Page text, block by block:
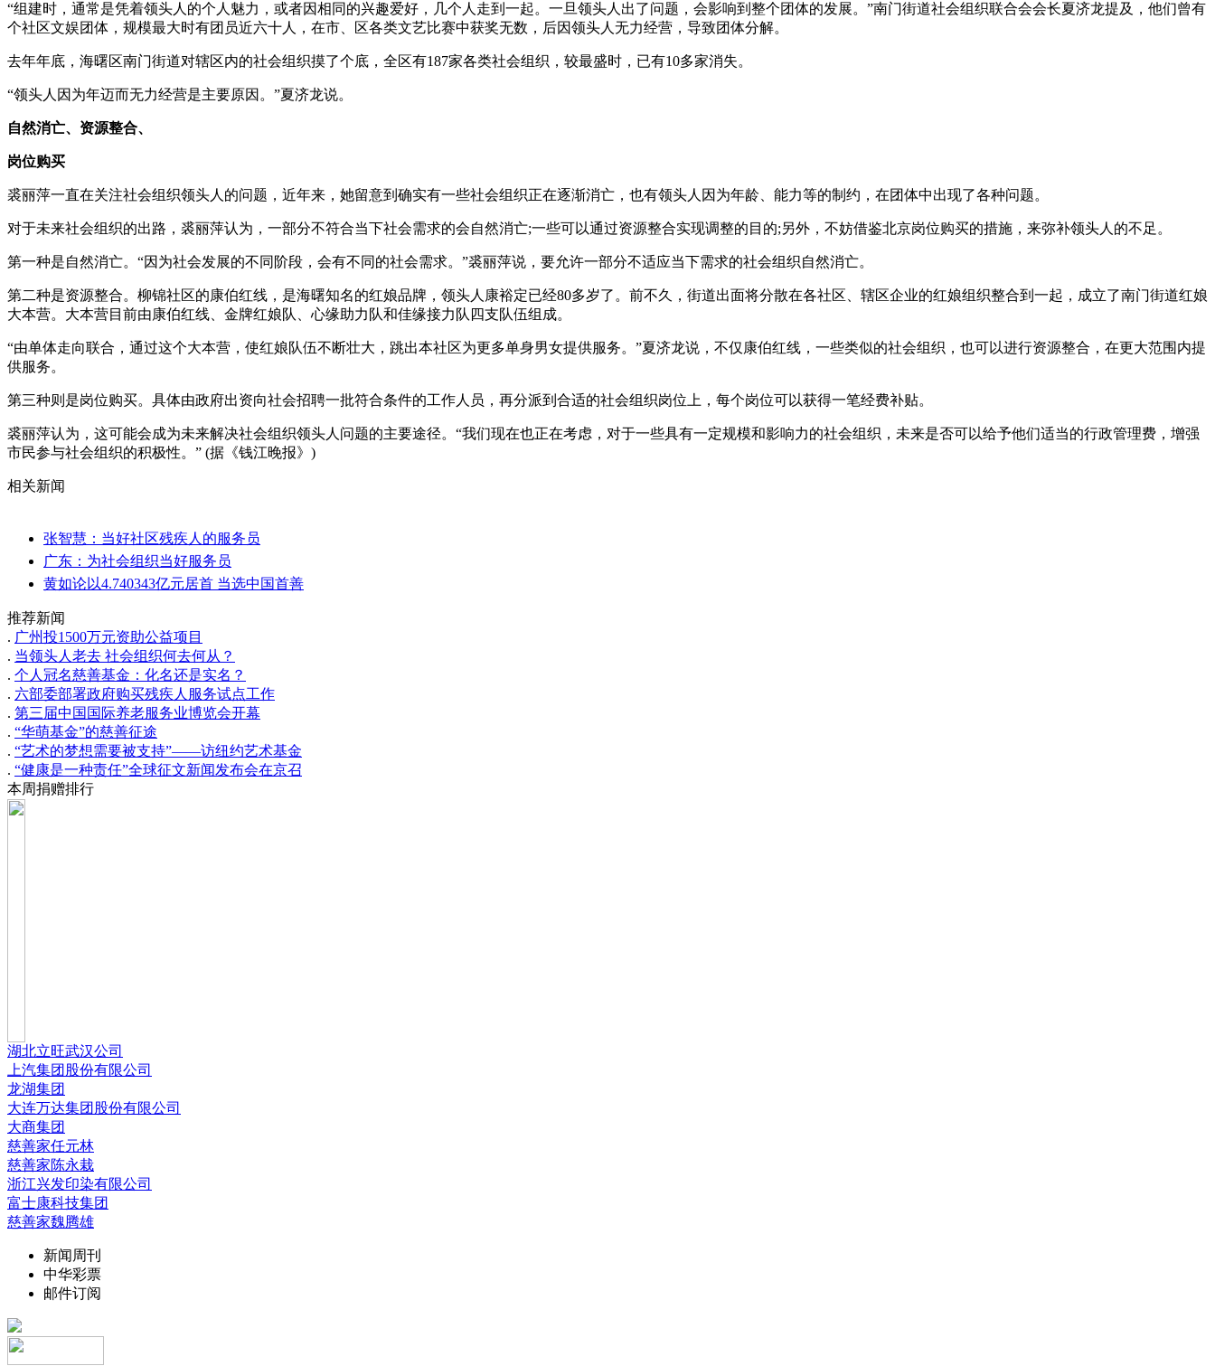
“组建时，通常是凭着领头人的个人魅力，或者因相同的兴趣爱好，几个人走到一起。一旦领头人出了问题，会影响到整个团体的发展。”南门街道社会组织联合会会长夏济龙提及，他们曾有
个社区文娱团体，规模最大时有团员近六十人，在市、区各类文艺比赛中获奖无数，后因领头人无力经营，导致团体分解。
去年年底，海曙区南门街道对辖区内的社会组织摸了个底，全区有187家各类社会组织，较最盛时，已有10多家消失。
“领头人因为年迈而无力经营是主要原因。”夏济龙说。
自然消亡、资源整合、
岗位购买
裘丽萍一直在关注社会组织领头人的问题，近年来，她留意到确实有一些社会组织正在逐渐消亡，也有领头人因为年龄、能力等的制约，在团体中出现了各种问题。
对于未来社会组织的出路，裘丽萍认为，一部分不符合当下社会需求的会自然消亡;一些可以通过资源整合实现调整的目的;另外，不妨借鉴北京岗位购买的措施，来弥补领头人的不足。
第一种是自然消亡。“因为社会发展的不同阶段，会有不同的社会需求。”裘丽萍说，要允许一部分不适应当下需求的社会组织自然消亡。
第二种是资源整合。柳锦社区的康伯红线，是海曙知名的红娘品牌，领头人康裕定已经80多岁了。前不久，街道出面将分散在各社区、辖区企业的红娘组织整合到一起，成立了南门街道红娘
大本营。大本营目前由康伯红线、金牌红娘队、心缘助力队和佳缘接力队四支队伍组成。
“由单体走向联合，通过这个大本营，使红娘队伍不断壮大，跳出本社区为更多单身男女提供服务。”夏济龙说，不仅康伯红线，一些类似的社会组织，也可以进行资源整合，在更大范围内提
供服务。
第三种则是岗位购买。具体由政府出资向社会招聘一批符合条件的工作人员，再分派到合适的社会组织岗位上，每个岗位可以获得一笔经费补贴。
裘丽萍认为，这可能会成为未来解决社会组织领头人问题的主要途径。“我们现在也正在考虑，对于一些具有一定规模和影响力的社会组织，未来是否可以给予他们适当的行政管理费，增强
市民参与社会组织的积极性。” (据《钱江晚报》)
相关新闻
张智慧：当好社区残疾人的服务员
广东：为社会组织当好服务员
黄如论以4.740343亿元居首 当选中国首善
推荐新闻
. 广州投1500万元资助公益项目
. 当领头人老去 社会组织何去何从？
. 个人冠名慈善基金：化名还是实名？
. 六部委部署政府购买残疾人服务试点工作
. 第三届中国国际养老服务业博览会开幕
. “华萌基金”的慈善征途
. “艺术的梦想需要被支持”——访纽约艺术基金
. “健康是一种责任”全球征文新闻发布会在京召
本周捐赠排行
湖北立旺武汉公司
上汽集团股份有限公司
龙湖集团
大连万达集团股份有限公司
大商集团
慈善家任元林
慈善家陈永栽
浙江兴发印染有限公司
富士康科技集团
慈善家魏腾雄
新闻周刊
中华彩票
邮件订阅